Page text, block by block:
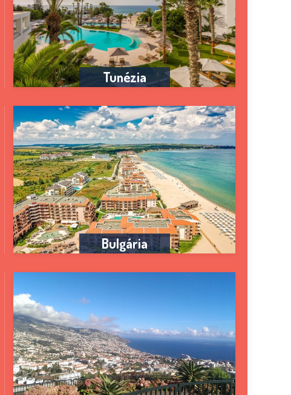
Tunézia
Bulgária